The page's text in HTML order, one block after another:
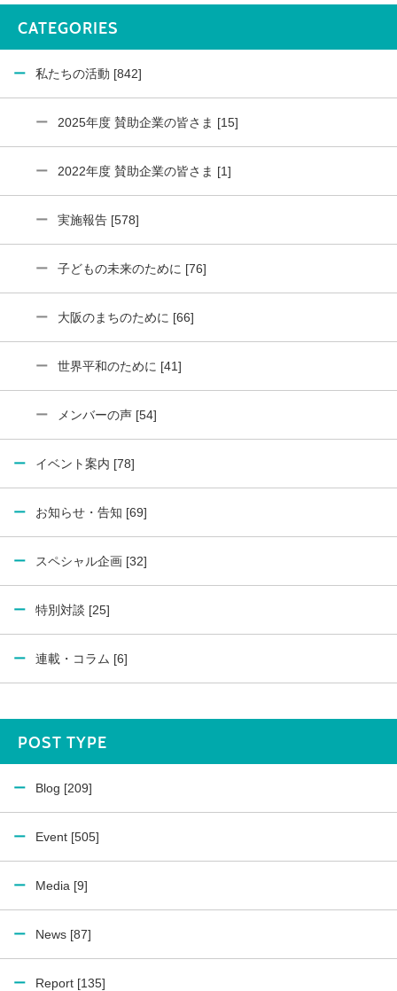
CATEGORIES
私たちの活動 [842]
2025年度 賛助企業の皆さま [15]
2022年度 賛助企業の皆さま [1]
実施報告 [578]
子どもの未来のために [76]
大阪のまちのために [66]
世界平和のために [41]
メンバーの声 [54]
イベント案内 [78]
お知らせ・告知 [69]
スペシャル企画 [32]
特別対談 [25]
連載・コラム [6]
POST TYPE
Blog [209]
Event [505]
Media [9]
News [87]
Report [135]